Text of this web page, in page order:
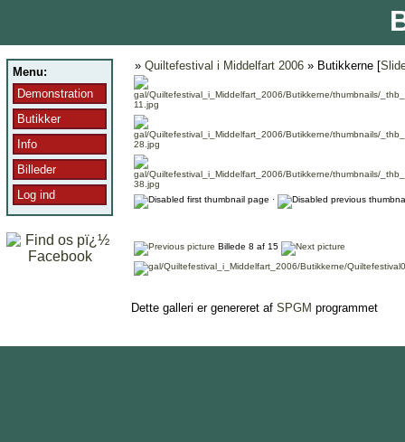
Menu:
Demonstration
Butikker
Info
Billeder
Log ind
» Quiltefestival i Middelfart 2006 » Butikkerne [
·
Billede 8 af 15
Dette galleri er genereret af SPGM programmet